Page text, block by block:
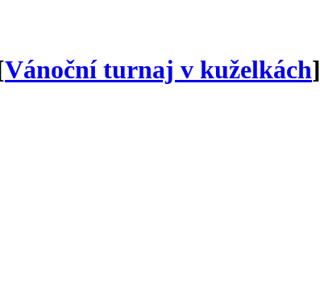
Vánoční turnaj v kuželkách]